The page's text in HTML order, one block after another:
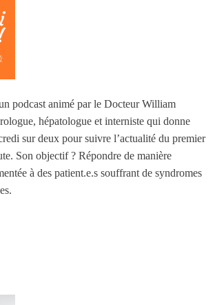
podcast animé par le Docteur William
hépatologue et interniste qui donne
sur deux pour suivre l’actualité du premier
Son objectif ? Répondre de manière
à des patient.e.s souffrant de syndromes